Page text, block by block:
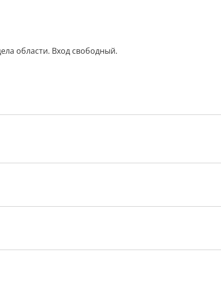
области. Вход свободный.